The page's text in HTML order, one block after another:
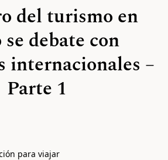
del turismo en
debate con
internacionales –
Parte 1
para viajar